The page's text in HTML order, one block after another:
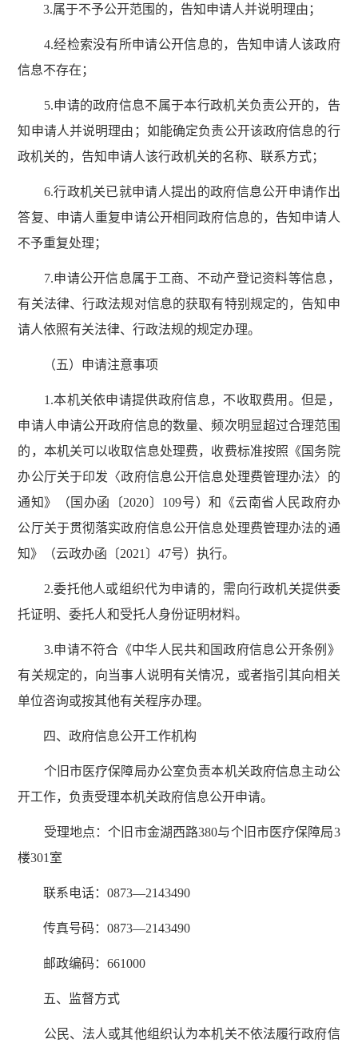
3.属于不予公开范围的，告知申请人并说明理由；
4.经检索没有所申请公开信息的，告知申请人该政府
信息不存在；
5.申请的政府信息不属于本行政机关负责公开的，告
知申请人并说明理由；如能确定负责公开该政府信息的行
政机关的，告知申请人该行政机关的名称、联系方式；
6.行政机关已就申请人提出的政府信息公开申请作出
答复、申请人重复申请公开相同政府信息的，告知申请人
不予重复处理；
7.申请公开信息属于工商、不动产登记资料等信息，
有关法律、行政法规对信息的获取有特别规定的，告知申
请人依照有关法律、行政法规的规定办理。
（五）申请注意事项
1.本机关依申请提供政府信息，不收取费用。但是，
申请人申请公开政府信息的数量、频次明显超过合理范围
的，本机关可以收取信息处理费，收费标准按照《国务院
办公厅关于印发〈政府信息公开信息处理费管理办法〉的
通知》（国办函〔2020〕109号）和《云南省人民政府办
公厅关于贯彻落实政府信息公开信息处理费管理办法的通
知》（云政办函〔2021〕47号）执行。
2.委托他人或组织代为申请的，需向行政机关提供委
托证明、委托人和受托人身份证明材料。
3.申请不符合《中华人民共和国政府信息公开条例》
有关规定的，向当事人说明有关情况，或者指引其向相关
单位咨询或按其他有关程序办理。
四、政府信息公开工作机构
个旧市医疗保障局办公室负责本机关政府信息主动公
开工作，负责受理本机关政府信息公开申请。
受理地点：个旧市金湖西路380与个旧市医疗保障局3
楼301室
联系电话：0873—2143490
传真号码：0873—2143490
邮政编码：661000
五、监督方式
公民、法人或其他组织认为本机关不依法履行政府信